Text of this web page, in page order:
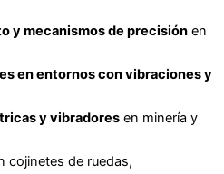
y mecanismos de precisión en
en entornos con vibraciones y
y vibradores en minería y
cojinetes de ruedas,